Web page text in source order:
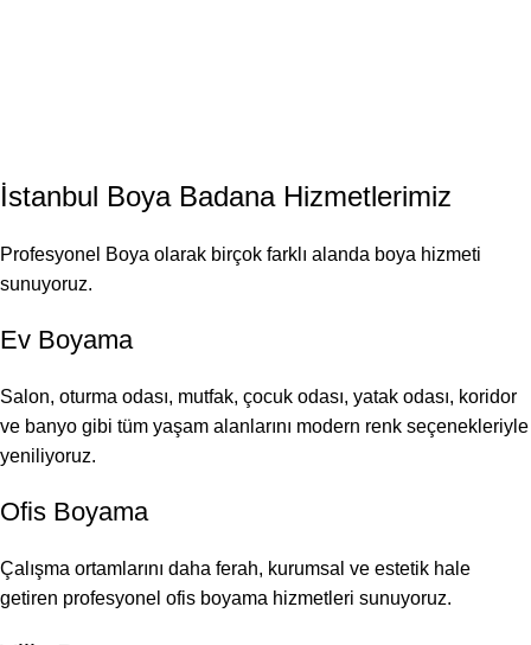
İstanbul Boya BadanaHizmetlerimiz
Profesyonel Boya olarak birçok farklı alanda boya hizmeti
sunuyoruz.
Ev Boyama
Salon, oturma odası, mutfak, çocuk odası, yatak odası, koridor
ve banyo gibi tüm yaşam alanlarını modern renk seçenekleriyle
yeniliyoruz.
Ofis Boyama
Çalışma ortamlarını daha ferah, kurumsal ve estetik hale
getiren profesyonel ofis boyama hizmetleri sunuyoruz.